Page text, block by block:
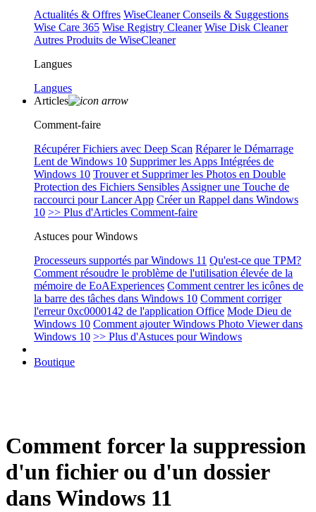
Actualités & Offres WiseCleaner Conseils & Suggestions
Wise Care 365 Wise Registry Cleaner Wise Disk Cleaner
Autres Produits de WiseCleaner
Langues
Langues
Articles
Comment-faire
Récupérer Fichiers avec Deep Scan Réparer le Démarrage
Lent de Windows 10 Supprimer les Apps Intégrées de
Windows 10 Trouver et Supprimer les Photos en Double
Protection des Fichiers Sensibles Assigner une Touche de
raccourci pour Lancer App Créer un Rappel dans Windows
10 >> Plus d'Articles Comment-faire
Astuces pour Windows
Processeurs supportés par Windows 11 Qu'est-ce que TPM?
Comment résoudre le problème de l'utilisation élevée de la
mémoire de EoAExperiences Comment centrer les icônes de
la barre des tâches dans Windows 10 Comment corriger
l'erreur 0xc0000142 de l'application Office Mode Dieu de
Windows 10 Comment ajouter Windows Photo Viewer dans
Windows 10 >> Plus d'Astuces pour Windows
Boutique
Comment forcer la suppression
d'un fichier ou d'un dossier
dans Windows 11